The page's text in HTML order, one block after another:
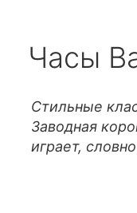
Часы
Стильные
Заводная
играет,